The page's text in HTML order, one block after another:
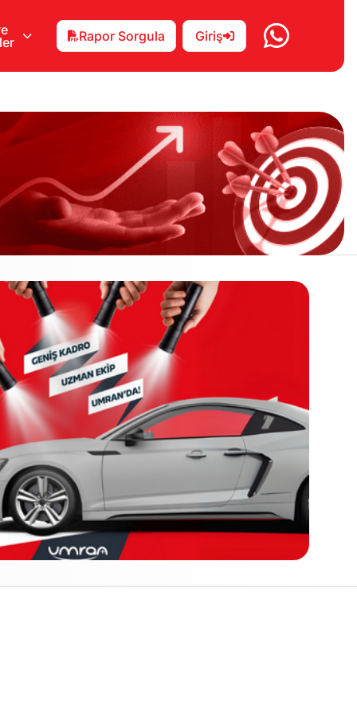
Rapor Sorgula Giriş